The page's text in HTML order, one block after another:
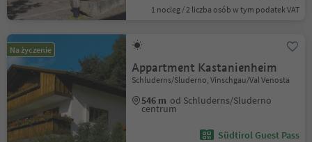
1 nocleg / 2 liczba osób w tym podatek VAT
Na życzenie
Appartment Kastanienheim
Schluderns/Sluderno, Vinschgau/Val Venosta
546 m od Schluderns/Sluderno
centrum
Südtirol Guest Pass